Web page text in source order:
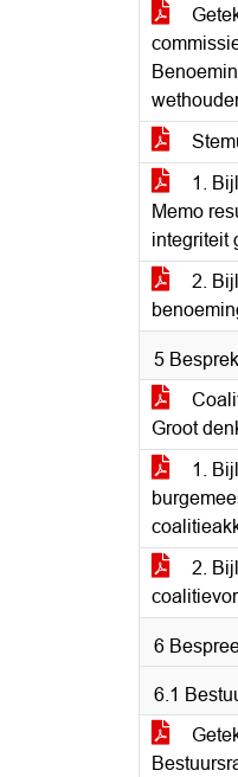
1.
Memo
integriteit
2.
5
Groot
1.
2.
6
6.1